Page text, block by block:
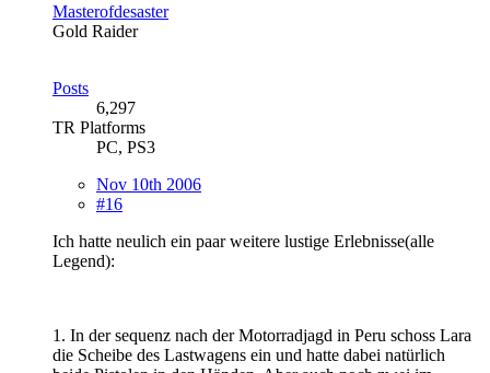
Masterofdesaster
Gold Raider
Posts
6,297
TR Platforms
PC, PS3
Nov 10th 2006
#16
Ich hatte neulich ein paar weitere lustige Erlebnisse(alle
Legend):
1. In der sequenz nach der Motorradjagd in Peru schoss Lara
die Scheibe des Lastwagens ein und hatte dabei natürlich